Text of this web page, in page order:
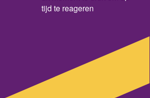
tijd te reageren